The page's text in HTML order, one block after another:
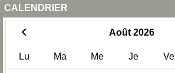
CALENDRIER
Août 2026
Lu Ma Me Je Ve